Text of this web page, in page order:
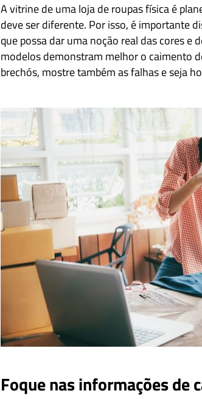
A vitrine de uma loja de roupas física é
deve ser diferente. Por isso, é importante
que possa dar uma noção real das cores
modelos demonstram melhor o caimento
brechós, mostre também as falhas e seja
Foque nas informações de